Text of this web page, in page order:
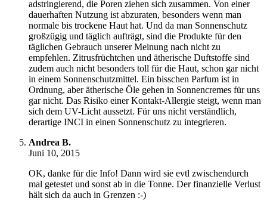
adstringierend, die Poren ziehen sich zusammen. Von einer
dauerhaften Nutzung ist abzuraten, besonders wenn man
normale bis trockene Haut hat. Und da man Sonnenschutz
großzügig und täglich aufträgt, sind die Produkte für den
täglichen Gebrauch unserer Meinung nach nicht zu
empfehlen. Zitrusfrüchtchen und ätherische Duftstoffe sind
zudem auch nicht besonders toll für die Haut, schon gar nicht
in einem Sonnenschutzmittel. Ein bisschen Parfum ist in
Ordnung, aber ätherische Öle gehen in Sonnencremes für uns
gar nicht. Das Risiko einer Kontakt-Allergie steigt, wenn man
sich dem UV-Licht aussetzt. Für uns nicht verständlich,
derartige INCI in einen Sonnenschutz zu integrieren.
Andrea B.
Juni 10, 2015
OK, danke für die Info! Dann wird sie evtl zwischendurch
mal getestet und sonst ab in die Tonne. Der finanzielle Verlust
hält sich da auch in Grenzen :-)